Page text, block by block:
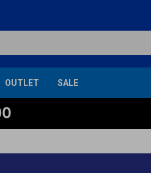
OUTLET SALE